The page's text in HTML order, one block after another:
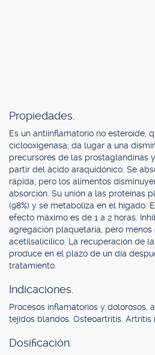
Propiedades.
Es un antiinflamatorio no esteroide,
ciclooxigenasa; da lugar a una
precursores de las prostaglandinas
partir del ácido araquidónico. Se
rápida, pero los alimentos
absorción. Su unión a las proteínas
(98%) y se metaboliza en el hígado.
efecto máximo es de 1 a 2 horas.
agregación plaquetaria, pero menos
acetilsalicílico. La recuperación de
produce en el plazo de un día
tratamiento.
Indicaciones.
Procesos inflamatorios y dolorosos,
tejidos blandos. Osteoartritis. Artritis
Dosificación.